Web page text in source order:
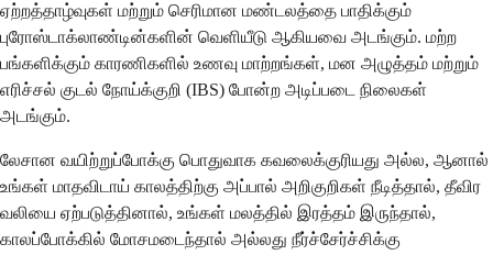
ஏற்றத்தாழ்வுகள் மற்றும் செரிமான மண்டலத்தை பாதிக்கும்
புரோஸ்டாக்லாண்டின்களின் வெளியீடு ஆகியவை அடங்கும். மற்ற
பங்களிக்கும் காரணிகளில் உணவு மாற்றங்கள், மன அழுத்தம் மற்றும்
எரிச்சல் குடல் நோய்க்குறி (IBS) போன்ற அடிப்படை நிலைகள்
அடங்கும்.
லேசான வயிற்றுப்போக்கு பொதுவாக கவலைக்குரியது அல்ல, ஆனால்
உங்கள் மாதவிடாய் காலத்திற்கு அப்பால் அறிகுறிகள் நீடித்தால், தீவிர
வலியை ஏற்படுத்தினால், உங்கள் மலத்தில் இரத்தம் இருந்தால்,
காலப்போக்கில் மோசமடைந்தால் அல்லது நீர்ச்சேர்ச்சிக்கு